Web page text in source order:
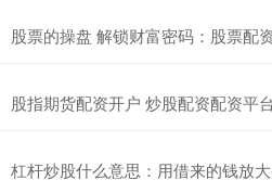
股票的操盘 解锁财富密码：股票配
股指期货配资开户 炒股配资配资平
杠杆炒股什么意思：用借来的钱放大